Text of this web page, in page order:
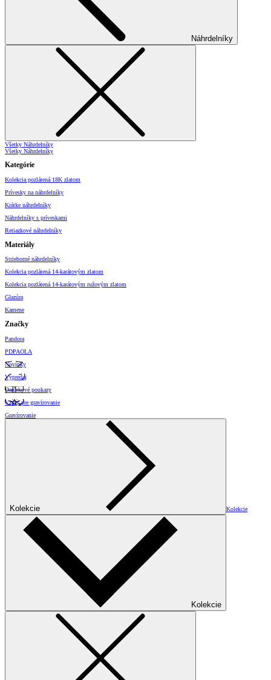
Náhrdelníky
Všetky Náhrdelníky
Všetky Náhrdelníky
Kategórie
Kolekcia pozlátená 18K zlatom
Prívesky na náhrdelníky
Krátke náhrdelníky
Náhrdelníky s príveskami
Retiazkové náhrdelníky
Materiály
Strieborné náhrdelníky
Kolekcia pozlátená 14-karátovým zlatom
Kolekcia pozlátená 14-karátovým ružovým zlatom
Glazúra
Kamene
Značky
Pandora
PDPAOLA
Novinky
Výpredaj
Darčekové poukazy
Vzory pre gravírovanie
Gravírovanie
Kolekcie Kolekcie
Kolekcie